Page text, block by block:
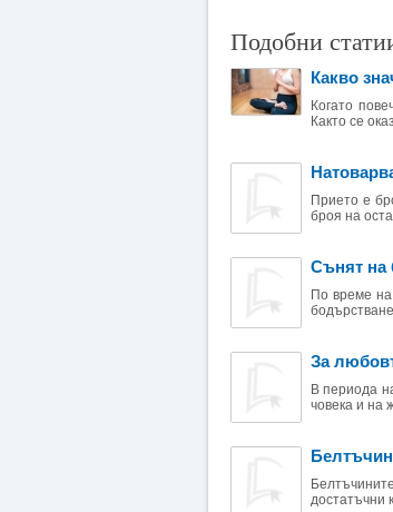
Подобни
Какво
Когато
Както се
Прието е
броя на
Сънят на
По време на
За
В периода
човека и на
достатъчни